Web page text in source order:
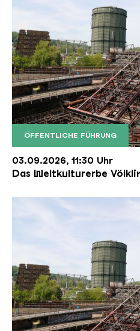
ÖFFENTLICHE FÜHRUNG
Der Erzschrägaufzug
Copyright:
03.09.2026, 11:30 Uhr
Das Weltkulturerbe